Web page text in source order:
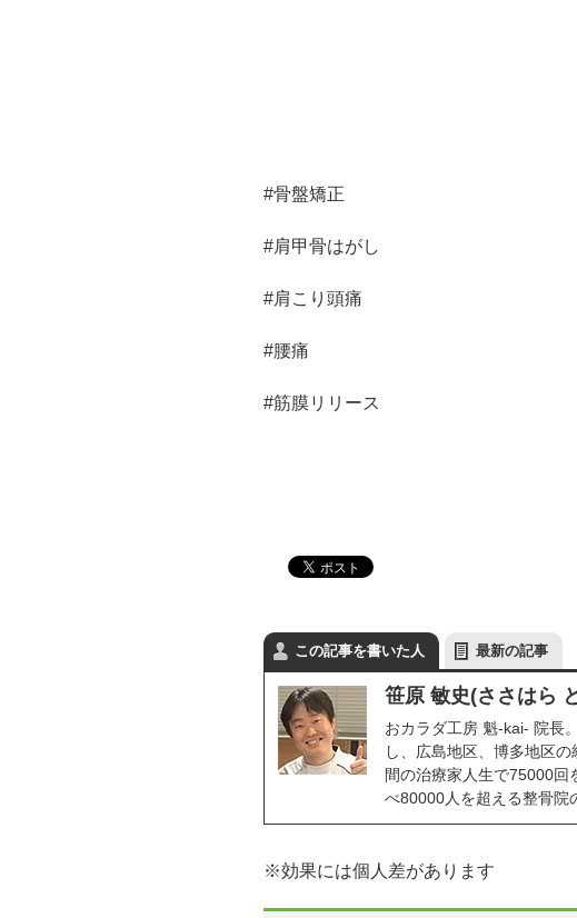
#骨盤矯正
#肩甲骨はがし
#肩こり頭痛
#腰痛
#筋膜リリース
この記事を書いた人 最新の記事
笹原 敏史(ささはら
おカラダ工房 魁-kai- 院長
し、広島地区、博多地区
間の治療家人生で75000回
べ80000人を超える整骨院
※効果には個人差があります